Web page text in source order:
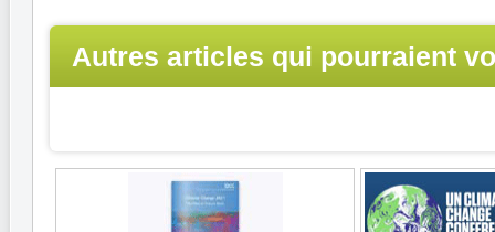
Autres articles qui pourraient